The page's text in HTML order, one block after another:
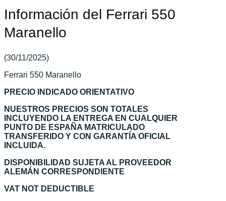
Información del Ferrari 550
Maranello
(30/11/2025)
Ferrari 550 Maranello
PRECIO INDICADO ORIENTATIVO
NUESTROS PRECIOS SON TOTALES
INCLUYENDO LA ENTREGA EN CUALQUIER
PUNTO DE ESPAÑA MATRICULADO
TRANSFERIDO Y CON GARANTÍA OFICIAL
INCLUIDA.
DISPONIBILIDAD SUJETA AL PROVEEDOR
ALEMÁN CORRESPONDIENTE
VAT NOT DEDUCTIBLE